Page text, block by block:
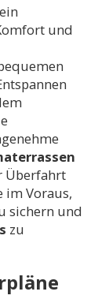
und
Überfahrt
im Voraus,
sichern und
zu